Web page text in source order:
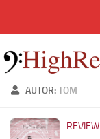
AUTOR:TOM
REVIEW